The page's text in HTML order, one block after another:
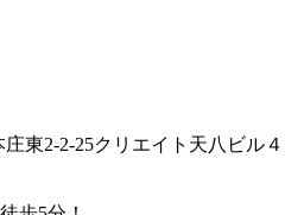
東2-2-25クリエイト天八ビル４